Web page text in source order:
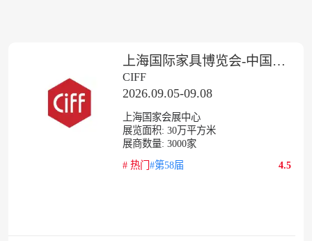
上海国际家具博览会-中国家博会
CIFF
2026.09.05-09.08
上海国家会展中心
展览面积: 30万平方米
展商数量: 3000家
# 热门 #第58届 4.5